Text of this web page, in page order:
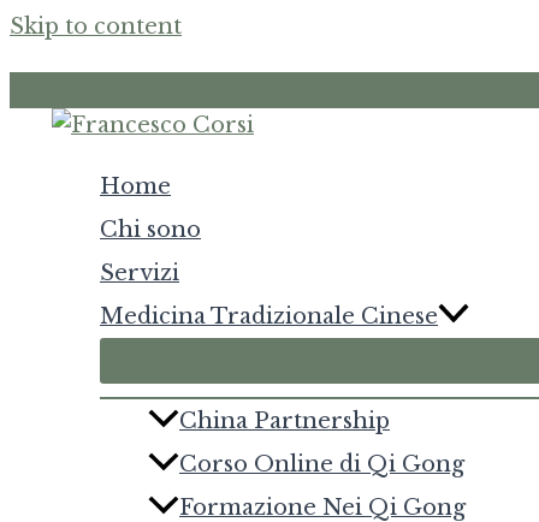
Skip to content
Home
Chi sono
Servizi
Medicina Tradizionale Cinese
China Partnership
Corso Online di Qi Gong
Formazione Nei Qi Gong